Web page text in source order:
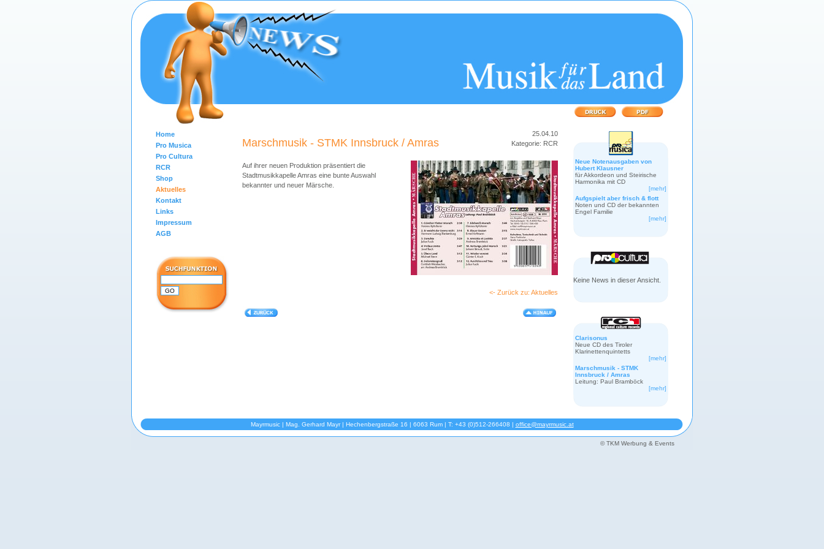
Home
Pro Musica
Pro Cultura
RCR
Shop
Aktuelles
Kontakt
Links
Impressum
AGB
25.04.10
Kategorie: RCR
Marschmusik - STMK Innsbruck / Amras
Auf ihrer neuen Produktion präsentiert die
Stadtmusikkapelle Amras eine bunte Auswahl
bekannter und neuer Märsche.
<- Zurück zu: Aktuelles
Neue Notenausgaben von
Hubert Klausner
für Akkordeon und Steirische
Harmonika mit CD
[mehr]
Aufgspielt aber frisch & flott
Noten und CD der bekannten
Engel Familie
[mehr]
Keine News in dieser Ansicht.
Clarisonus
Neue CD des Tiroler
Klarinettenquintetts
[mehr]
Marschmusik - STMK
Innsbruck / Amras
Leitung: Paul Bramböck
[mehr]
Mayrmusic | Mag. Gerhard Mayr | Hechenbergstraße 16 | 6063 Rum | T: +43 (0)512-266408 | office@mayrmusic.at
©TKM Werbung & Events